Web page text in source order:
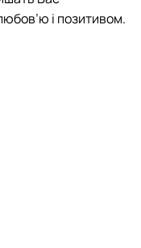
і позитивом.